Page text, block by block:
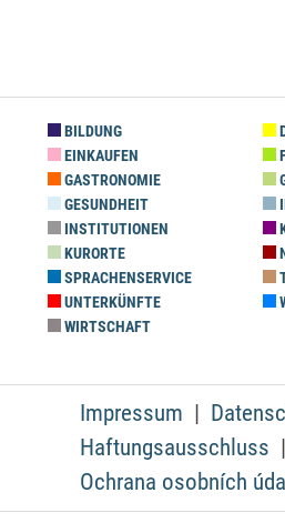
BILDUNG
EINKAUFEN
GASTRONOMIE
GESUNDHEIT
INSTITUTIONEN
KURORTE
SPRACHENSERVICE
UNTERKÜNFTE
WIRTSCHAFT
Impressum
Haftungsausschluss
Ochrana osobních